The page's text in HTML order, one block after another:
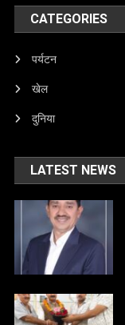
CATEGORIES
पर्यटन
खेल
दुनिया
LATEST NEWS